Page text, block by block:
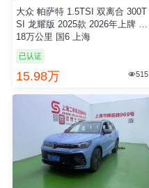
大众 帕萨特 1.5TSI 双离合 300T
SI 龙耀版 2025款 2026年上牌 0.
18万公里 国6 上海
已认证
15.98万 515